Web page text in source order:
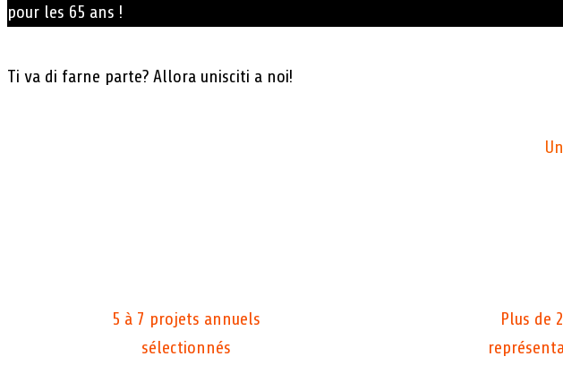
pour les 65 ans !
Ti va di farne parte? Allora unisciti a noi!
5 à 7 projets annuels
sélectionnés
Plus de